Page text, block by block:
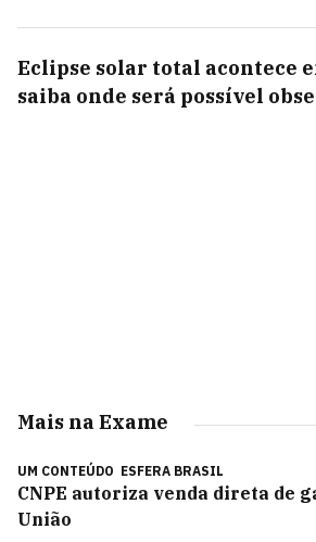
Eclipse solar total acontece
saiba onde será possível
Mais na Exame
UM CONTEÚDO ESFERA BRASIL
CNPE autoriza venda direta de
União